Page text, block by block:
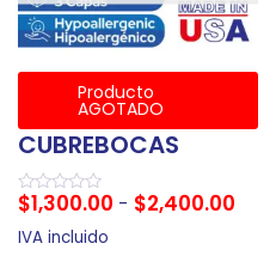
Producto
AGOTADO
CUBREBOCAS
Valorado
0
$1,300.00 - $2,400.00
IVA incluido